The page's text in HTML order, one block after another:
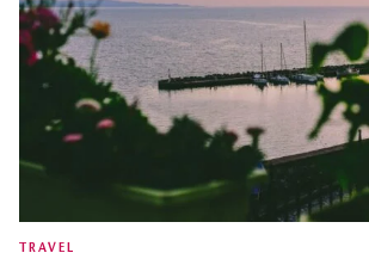
TRAVEL